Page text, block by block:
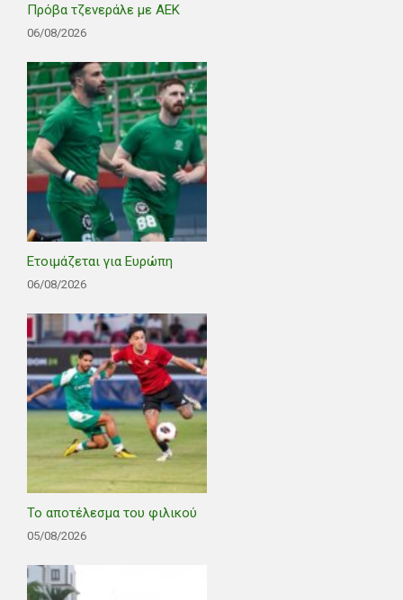
Πρόβα τζενεράλε με ΑΕΚ
06/08/2026
Ετοιμάζεται για Ευρώπη
06/08/2026
Το αποτέλεσμα του φιλικού
05/08/2026